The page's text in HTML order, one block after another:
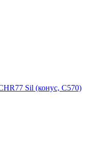
Sil (конус, C570)